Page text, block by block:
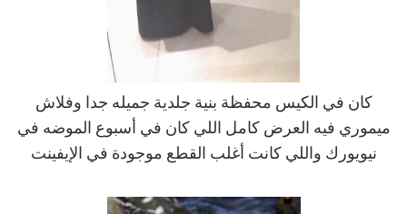
كان في الكيس محفظة بنية جلدية جميله جدا وفلاش
ميموري فيه العرض كامل اللي كان في أسبوع الموضه في
نيويورك واللي كانت أغلب القطع موجودة في الإيفينت